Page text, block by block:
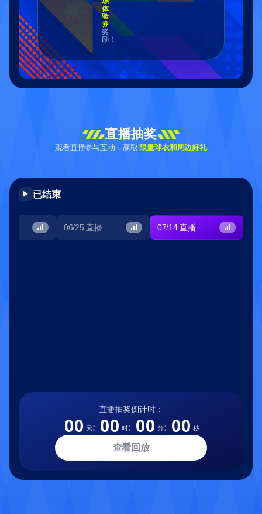
体
验
券
奖
励！
直播抽奖
观看直播参与互动，赢取限量球衣和周边好礼
▶ 已结束
06/25 直播 07/14 直播
直播抽奖倒计时：
00 天: 00 时: 00 分: 00 秒
查看回放